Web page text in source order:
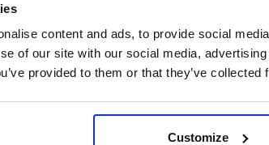
content and ads, to provide social
of our site with our social media,
provided to them or that they’ve
Customize
gebakjes maakt elk
koffie moet
zijn ze favoriet bij